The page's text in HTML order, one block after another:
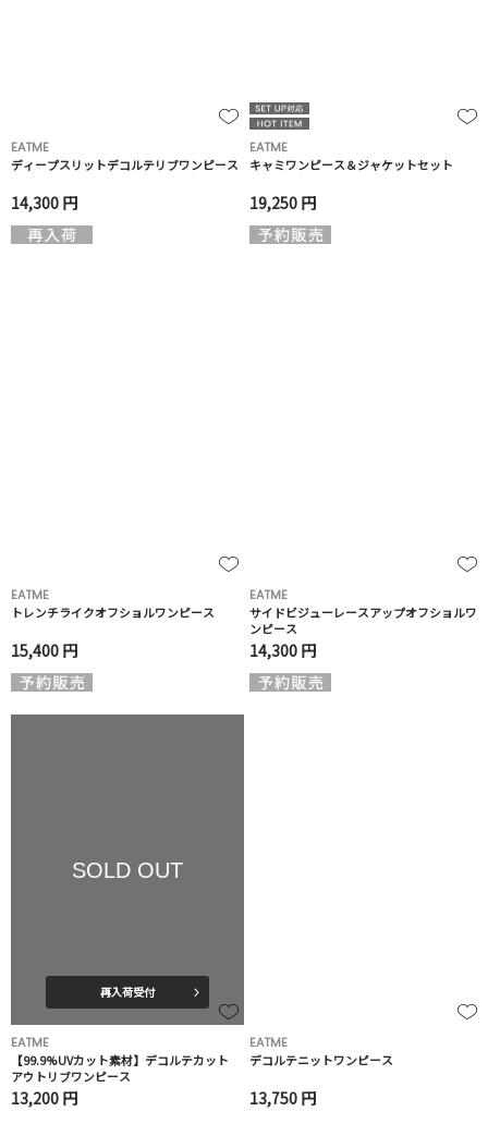
EATME
ディープスリットデコルテリブワンピース
14,300 円
EATME
キャミワンピース＆ジャケットセット
19,250 円
EATME
トレンチライクオフショルワンピース
15,400 円
EATME
サイドビジューレースアップオフショルワ
ンピース
14,300 円
SOLD OUT
再入荷受付
EATME
【99.9%UVカット素材】デコルテカット
アウトリブワンピース
13,200 円
EATME
デコルテニットワンピース
13,750 円